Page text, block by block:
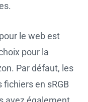
le web est
pour la
Par défaut, les
en sRGB